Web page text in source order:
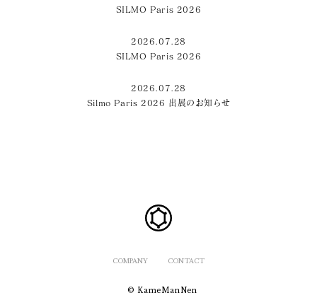
SILMO Paris 2026
2026.07.28
SILMO Paris 2026
2026.07.28
Silmo Paris 2026 出展のお知らせ
COMPANY CONTACT
© KameManNen